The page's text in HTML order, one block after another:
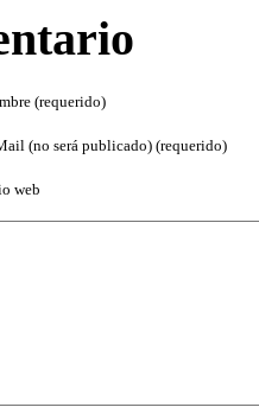
(requerido)
(no será publicado) (requerido)
web